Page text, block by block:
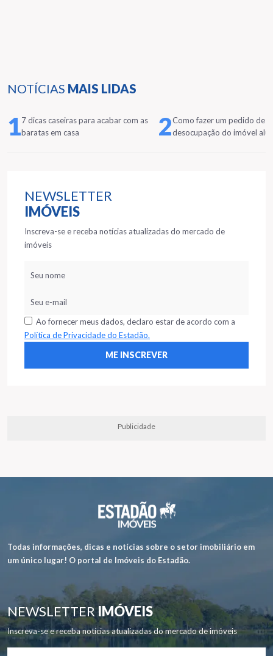
NOTÍCIAS MAIS LIDAS
17 dicas caseiras para acabar com as
baratas em casa
2Como fazer um pedido de
desocupação do imóvel
NEWSLETTER
IMÓVEIS
Inscreva-se e receba notícias atualizadas do mercado de
imóveis
Ao fornecer meus dados, declaro estar de acordo com a
Política de Privacidade do Estadão.
Publicidade
Todas informações, dicas e notícias sobre o setor imobiliário em
um único lugar! O portal de Imóveis do Estadão.
NEWSLETTERIMÓVEIS
Inscreva-se e receba notícias atualizadas do mercado de imóveis